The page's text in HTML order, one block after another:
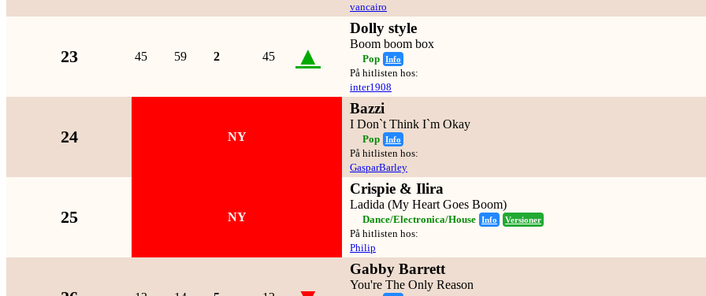
vancairo
23 45 59 2 45 ▲
Dolly style
Boom boom box
Pop Info
På hitlisten hos:
inter1908
24 NY
Bazzi
I Don`t Think I`m Okay
Pop Info
På hitlisten hos:
GasparBarley
25 NY
Crispie & Ilira
Ladida (My Heart Goes Boom)
Dance/Electronica/House Info Versioner
På hitlisten hos:
Philip
Gabby Barrett
You're The Only Reason